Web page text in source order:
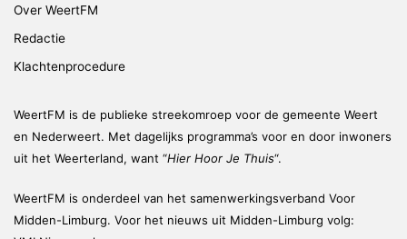
Over WeertFM
Redactie
Klachtenprocedure
WeertFM is de publieke streekomroep voor de gemeente Weert
en Nederweert. Met dagelijks programma’s voor en door inwoners
uit het Weerterland, want “Hier Hoor Je Thuis“.
WeertFM is onderdeel van het samenwerkingsverband Voor
Midden-Limburg. Voor het nieuws uit Midden-Limburg volg: